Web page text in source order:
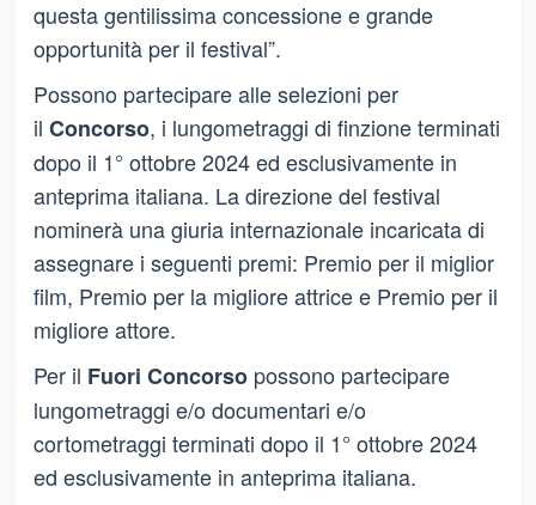
questa gentilissima concessione e grande
opportunità per il festival”.
Possono partecipare alle selezioni per
il Concorso, i lungometraggi di finzione terminati
dopo il 1° ottobre 2024 ed esclusivamente in
anteprima italiana. La direzione del festival
nominerà una giuria internazionale incaricata di
assegnare i seguenti premi: Premio per il miglior
film, Premio per la migliore attrice e Premio per il
migliore attore.
Per il Fuori Concorsopossono partecipare
lungometraggi e/o documentari e/o
cortometraggi terminati dopo il 1° ottobre 2024
ed esclusivamente in anteprima italiana.